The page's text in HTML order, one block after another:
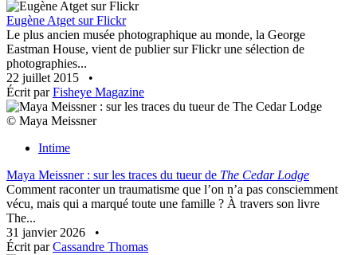
Eugène Atget sur Flickr
Le plus ancien musée photographique au monde, la George
Eastman House, vient de publier sur Flickr une sélection de
photographies...
22 juillet 2015
•
Écrit parFisheye Magazine
© Maya Meissner
Intime
Maya Meissner : sur les traces du tueur de The Cedar Lodge
Comment raconter un traumatisme que l’on n’a pas consciemment
vécu, mais qui a marqué toute une famille ? À travers son livre
The...
31 janvier 2026
•
Écrit parCassandre Thomas